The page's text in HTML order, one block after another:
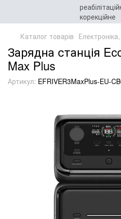
Каталог товарів
Зарядна станція
Max Plus
Артикул: EFRIVER3MaxPlus-EU-